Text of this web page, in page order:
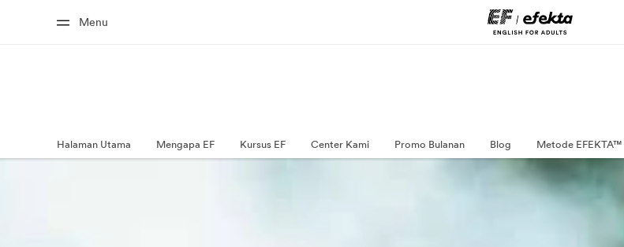
Menu
Halaman Utama Mengapa EF Kursus EF Center Kami Promo Bulanan Blog Metode EFEKTA™